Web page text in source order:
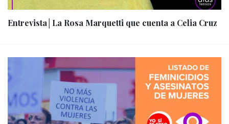
Entrevista│La Rosa Marquetti que cuenta a Celia Cruz